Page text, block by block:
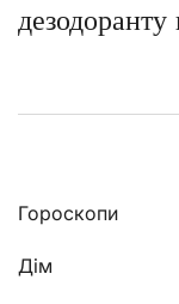
дезодоранту
Гороскопи
Дім